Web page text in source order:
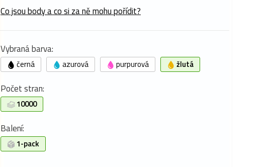
Co jsou body a co si za ně mohu pořídit?
Vybraná barva:
černá azurová purpurová žlutá
Počet stran:
10000
Balení:
1-pack